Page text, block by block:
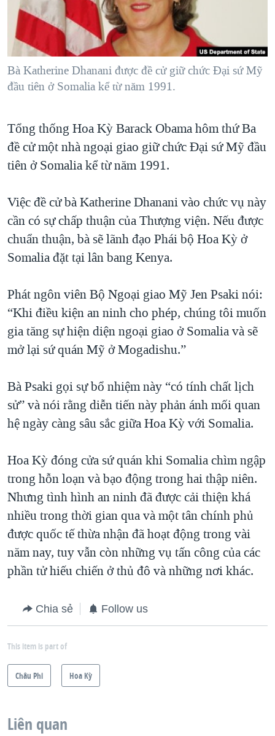
"Tìm"NGƯỜI VIỆT HẢI NGOẠI
ĐỜI SỐNG
KINH TẾ
VĂN HOÁ
THỂ THAO
GIÁO DỤC
HÀNH TRÌNH BẦU CỬ 2024
MỘT NĂM CHIẾN TRANH TẠI DẢI GAZA
GIẢI MÃ VÀNH ĐAI & CON ĐƯỜNG
NGÀY TỊ NẠN THẾ GIỚI
GROUND ZERO – XƯA VÀ NAY
CHI PHÍ CHIẾN TRANH AFGHANISTAN
THƯỢNG ĐỈNH TRUMP-KIM TẠI VIỆT NAM
TRỊNH VĨNH BÌNH VS. CHÍNH PHỦ VIỆT NAM
NGƯ DÂN VIỆT VÀ LÀN SÓNG TRỘM HẢI SÂM
QUAN HỆ VIỆT MỸ
VIDEO
NGHE
MẠNG XÃ HỘI
Ngôn ngữ khác
Bà Katherine Dhanani được đề cử giữ chức Đại sứ Mỹ
đầu tiên ở Somalia kể từ năm 1991.
Tổng thống Hoa Kỳ Barack Obama hôm thứ Ba
đề cử một nhà ngoại giao giữ chức Đại sứ Mỹ đầu
tiên ở Somalia kể từ năm 1991.
Việc đề cử bà Katherine Dhanani vào chức vụ này
cần có sự chấp thuận của Thượng viện. Nếu được
chuẩn thuận, bà sẽ lãnh đạo Phái bộ Hoa Kỳ ở
Somalia đặt tại lân bang Kenya.
Phát ngôn viên Bộ Ngoại giao Mỹ Jen Psaki nói:
“Khi điều kiện an ninh cho phép, chúng tôi muốn
gia tăng sự hiện diện ngoại giao ở Somalia và sẽ
mở lại sứ quán Mỹ ở Mogadishu.”
Bà Psaki gọi sự bổ nhiệm này “có tính chất lịch
sử” và nói rằng diễn tiến này phản ánh mối quan
hệ ngày càng sâu sắc giữa Hoa Kỳ với Somalia.
Hoa Kỳ đóng cửa sứ quán khi Somalia chìm ngập
trong hỗn loạn và bạo động trong hai thập niên.
Nhưng tình hình an ninh đã được cải thiện khá
nhiều trong thời gian qua và một tân chính phủ
được quốc tế thừa nhận đã hoạt động trong vài
năm nay, tuy vẫn còn những vụ tấn công của các
phần tử hiếu chiến ở thủ đô và những nơi khác.
Chia sẻ Follow us
This item is part of
Châu Phi Hoa Kỳ
Liên quan